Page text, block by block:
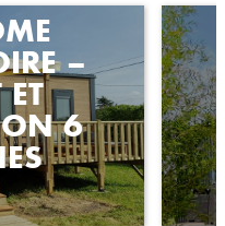
–
6